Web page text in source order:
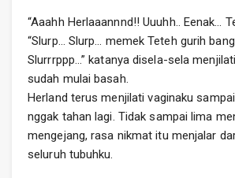
“Aaahh Herlaaannnd!! Uuuhh.. Eenak…
“Slurp… Slurp… memek Teteh gurih
Slurrrppp…” katanya disela-sela
sudah mulai basah.
Herland terus menjilati vaginaku
nggak tahan lagi. Tidak sampai lima
mengejang, rasa nikmat itu menjalar
seluruh tubuhku.